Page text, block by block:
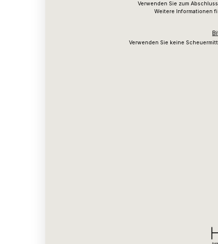
Verwenden Sie zum
Weitere Informationen
Verwenden Sie keine